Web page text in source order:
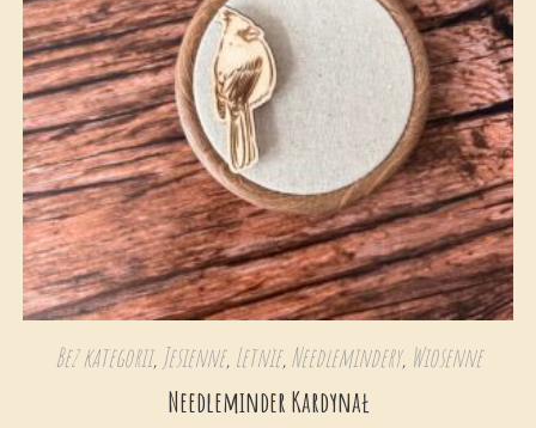
Bez kategorii, Jesienne, Letnie,Needlemindery, Wiosenne
Needleminder Kardynał